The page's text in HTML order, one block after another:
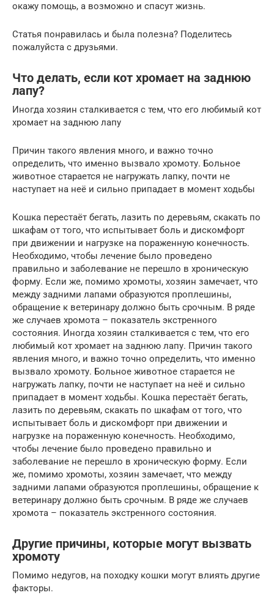
окажу помощь, а возможно и спасут жизнь.
Статья понравилась и была полезна? Поделитесь
пожалуйста с друзьями.
Что делать, если кот хромает на заднюю
лапу?
Иногда хозяин сталкивается с тем, что его любимый кот
хромает на заднюю лапу
Причин такого явления много, и важно точно
определить, что именно вызвало хромоту. Больное
животное старается не нагружать лапку, почти не
наступает на неё и сильно припадает в момент ходьбы
Кошка перестаёт бегать, лазить по деревьям, скакать по
шкафам от того, что испытывает боль и дискомфорт
при движении и нагрузке на пораженную конечность.
Необходимо, чтобы лечение было проведено
правильно и заболевание не перешло в хроническую
форму. Если же, помимо хромоты, хозяин замечает, что
между задними лапами образуются проплешины,
обращение к ветеринару должно быть срочным. В ряде
же случаев хромота – показатель экстренного
состояния. Иногда хозяин сталкивается с тем, что его
любимый кот хромает на заднюю лапу. Причин такого
явления много, и важно точно определить, что именно
вызвало хромоту. Больное животное старается не
нагружать лапку, почти не наступает на неё и сильно
припадает в момент ходьбы. Кошка перестаёт бегать,
лазить по деревьям, скакать по шкафам от того, что
испытывает боль и дискомфорт при движении и
нагрузке на пораженную конечность. Необходимо,
чтобы лечение было проведено правильно и
заболевание не перешло в хроническую форму. Если
же, помимо хромоты, хозяин замечает, что между
задними лапами образуются проплешины, обращение к
ветеринару должно быть срочным. В ряде же случаев
хромота – показатель экстренного состояния.
Другие причины, которые могут вызвать
хромоту
Помимо недугов, на походку кошки могут влиять другие
факторы.